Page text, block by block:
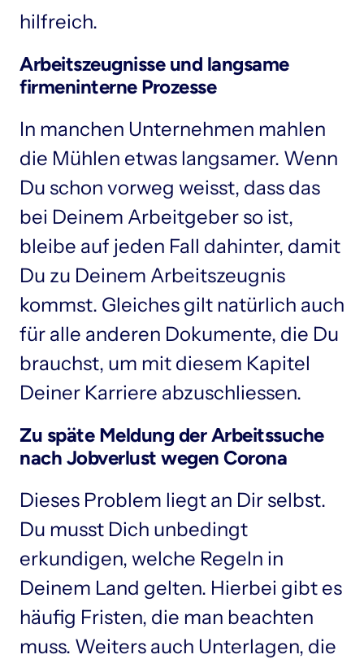
hilfreich.
Arbeitszeugnisse und langsame
firmeninterne Prozesse
In manchen Unternehmen mahlen
die Mühlen etwas langsamer. Wenn
Du schon vorweg weisst, dass das
bei Deinem Arbeitgeber so ist,
bleibe auf jeden Fall dahinter, damit
Du zu Deinem Arbeitszeugnis
kommst. Gleiches gilt natürlich auch
für alle anderen Dokumente, die Du
brauchst, um mit diesem Kapitel
Deiner Karriere abzuschliessen.
Zu späte Meldung der Arbeitssuche
nach Jobverlust wegen Corona
Dieses Problem liegt an Dir selbst.
Du musst Dich unbedingt
erkundigen, welche Regeln in
Deinem Land gelten. Hierbei gibt es
häufig Fristen, die man beachten
muss. Weiters auch Unterlagen, die